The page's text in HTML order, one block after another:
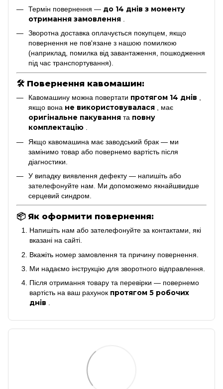
Термін повернення — до 14 днів з моменту
отримання замовлення
Зворотна доставка оплачується покупцем, якщо
повернення не пов'язане з нашою помилкою
(наприклад, помилка від завантаження, пошкодження
під час транспортування).
🛠 Повернення кавомашин:
Кавомашину можна повертати протягом 14 днів ,
якщо вона не використовувалася , має
оригінальне пакування та повну
комплектацію .
Якщо кавомашина має заводський брак — ми
замінимо товар або повернемо вартість після
діагностики.
У випадку виявлення дефекту — напишіть або
зателефонуйте нам. Ми допоможемо якнайшвидше
серцевий синдром.
📦Як оформити повернення:
Напишіть нам або зателефонуйте за контактами, які
вказані на сайті.
Вкажіть номер замовлення та причину повернення.
Ми надаємо інструкцію для зворотного відправлення.
Після отримання товару та перевірки — повернемо
вартість на ваш рахунок протягом 5 робочих
днів .